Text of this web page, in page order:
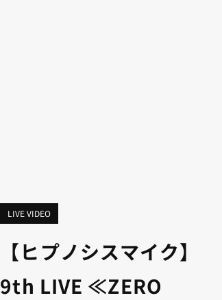
LIVE VIDEO
【ヒプノシスマイク】
9th LIVE ≪ZERO